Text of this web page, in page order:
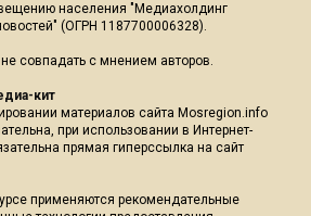
населения "Медиахолдинг
(ОГРН 1187700006328).
совпадать с мнением авторов.
кит
материалов сайта Mosregion.info
при использовании в Интернет-
прямая гиперссылка на сайт
применяются рекомендательные